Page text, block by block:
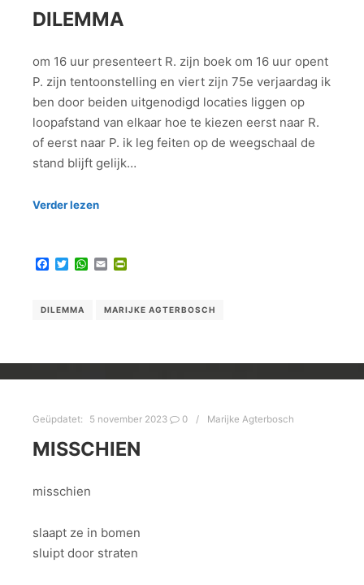
DILEMMA
om 16 uur presenteert R. zijn boek om 16 uur opent
P. zijn tentoonstelling en viert zijn 75e verjaardag ik
ben door beiden uitgenodigd locaties liggen op
loopafstand van elkaar hoe te kiezen eerst naar R.
of eerst naar P. ik leg feiten op de weegschaal de
stand blijft gelijk…
Verder lezen
Facebook
TwitterWhatsApp
Email
DILEMMA MARIJKE AGTERBOSCH
Geüpdatet: 5 november 2023 0 Marijke Agterbosch
MISSCHIEN
misschien
slaapt ze in bomen
sluipt door straten